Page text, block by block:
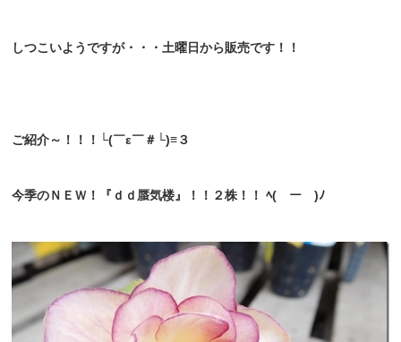
しつこいようですが・・・土曜日から販売です！！
ご紹介～！！！└(￣ε￣＃└)≡３
今季のＮＥＷ！『ｄｄ蜃気楼』！！２株！！ ﾍ(￣ー￣)ﾉ